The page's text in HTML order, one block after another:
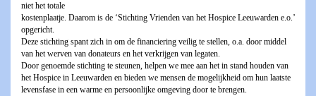
niet het totale
kostenplaatje. Daarom is de ‘Stichting Vrienden van het Hospice Leeuwarden e.o.’
opgericht.
Deze stichting spant zich in om de financiering veilig te stellen, o.a. door middel
van het werven van donateurs en het verkrijgen van legaten.
Door genoemde stichting te steunen, helpen we mee aan het in stand houden van
het Hospice in Leeuwarden en bieden we mensen de mogelijkheid om hun laatste
levensfase in een warme en persoonlijke omgeving door te brengen.